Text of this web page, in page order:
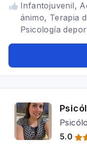
Infantojuvenil,
ánimo, Terapia
Psicología
5.0